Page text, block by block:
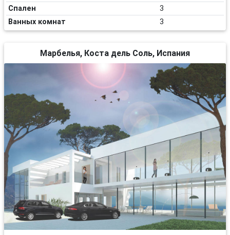
Спален
3
Ванных комнат
3
Марбелья, Коста дель Соль, Испания